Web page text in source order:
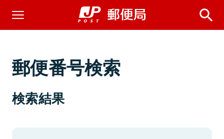
郵便番号検索
検索結果